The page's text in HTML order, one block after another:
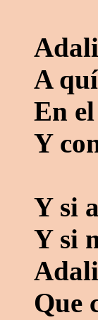
A
En
Y
Y si
Y si
Que